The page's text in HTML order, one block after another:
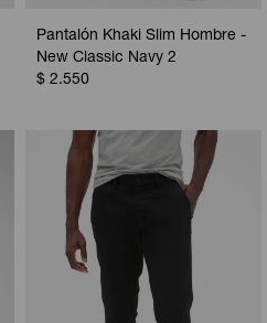
Pantalón Khaki Slim Hombre -
New Classic Navy 2
$ 2.550